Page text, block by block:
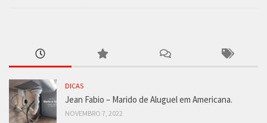
DICAS
Jean Fabio – Marido de Aluguel em Americana.
NOVEMBRO 7, 2022